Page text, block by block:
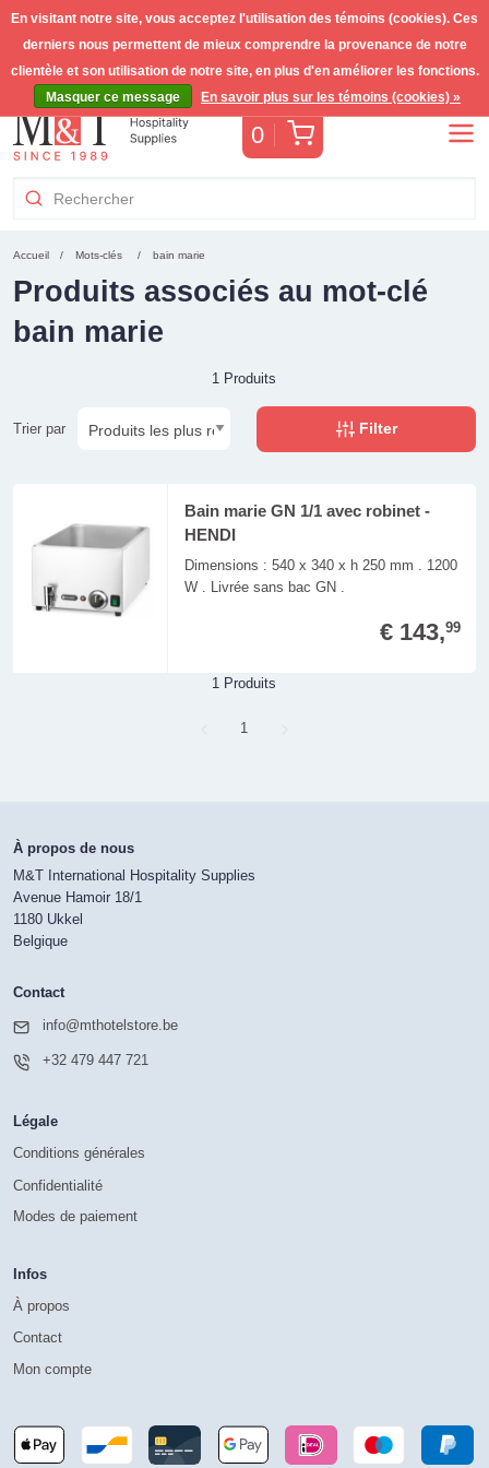
0 Panier
Accueil Mots-clés bain marie
Produits associés au mot-clé
bain marie
1 Produits
Trier par Filter
Bain marie GN 1/1 avec robinet -
HENDI
Dimensions : 540 x 340 x h 250 mm . 1200
W . Livrée sans bac GN .
€ 143,99
1 Produits
Page
1
À propos de nous
M&T International Hospitality Supplies
Avenue Hamoir 18/1
1180 Ukkel
Belgique
Contact
info@mthotelstore.be
+32 479 447 721
Légale
Conditions générales
Confidentialité
Modes de paiement
Infos
À propos
Contact
Mon compte
En visitant notre site, vous acceptez l'utilisation des témoins (cookies). Ces
derniers nous permettent de mieux comprendre la provenance de notre
clientèle et son utilisation de notre site, en plus d'en améliorer les fonctions.
Masquer ce message
En savoir plus sur les témoins (cookies) »